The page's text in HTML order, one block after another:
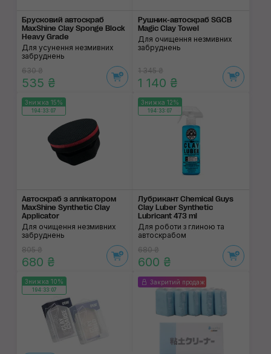
Брусковий автоскраб
MaxShine Clay Sponge Block
Heavy Grade
Для усунення незмивних
забруднень
630 ₴
535 ₴
Рушник-автоскраб SGCB
Magic Clay Towel
Для очищення незмивних
забруднень
1 345 ₴
1 140 ₴
Знижка 15%
194:33:07
Автоскраб з аплікатором
MaxShine Synthetic Clay
Applicator
Для очищення незмивних
забруднень
805 ₴
680 ₴
Знижка 12%
194:33:07
Лубрикант Chemical Guys
Clay Luber Synthetic
Lubricant 473 ml
Для роботи з глиною та
автоскрабом
680 ₴
600 ₴
Знижка 10%
194:33:07
Закритий продаж